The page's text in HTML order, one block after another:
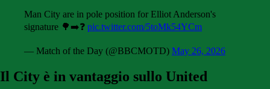
Man City are in pole position for Elliot Anderson's
signature 🌳➡️❓ pic.twitter.com/5toMk54YCm
— Match of the Day (@BBCMOTD) May 26, 2026
Il City è in vantaggio sullo United